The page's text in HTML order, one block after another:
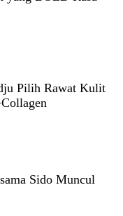
Pilih Rawat Kulit
Sido Muncul